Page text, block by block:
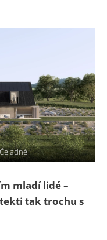
mladí lidé –
tak trochu s